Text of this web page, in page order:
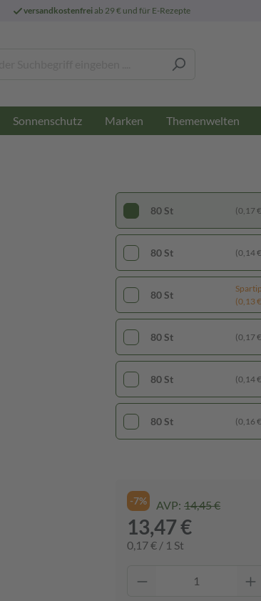
versandkostenfreiab 29 € und für E-Rezepte
Sonnenschutz Marken Themenwelten
80 St (0,14
80 St (0,17
80 St
(0,13
80 St (0,17
80 St (0,14
80 St (0,16
-7% AVP: 14,45 €
13,47 €
0,17 € / 1 St